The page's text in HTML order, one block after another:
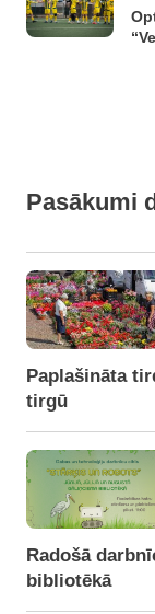
Pasākumi
Paplašināta
tirgū
Radošā
bibliotēkā